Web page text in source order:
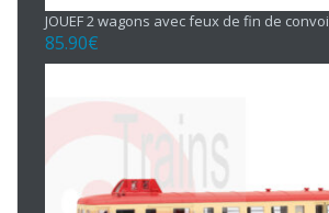
JOUEF 2 wagons avec feux de fin de convoi
85.90€